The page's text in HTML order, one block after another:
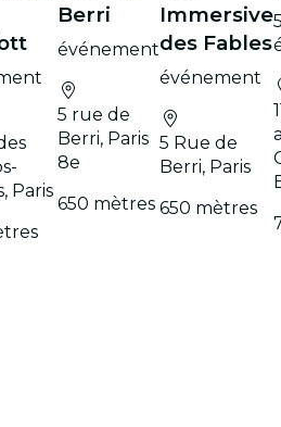
Paris
Berri
événement
5 rue de
Berri, Paris
8e
650 mètres
Immersive
des Fables
événement
5 Rue de
Berri, Paris
650 mètres